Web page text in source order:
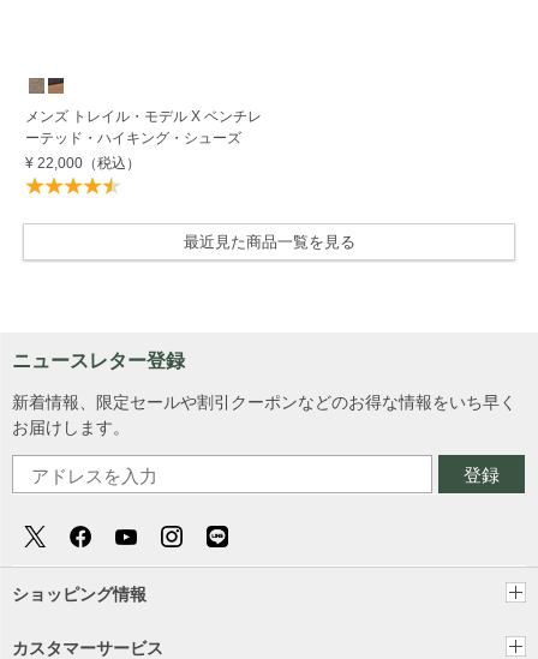
メンズ トレイル・モデル X ベンチレ
ーテッド・ハイキング・シューズ
¥ 22,000（税込）
最近見た商品一覧を見る
ニュースレター登録
新着情報、限定セールや割引クーポンなどのお得な情報をいち早く
お届けします。
登録
ショッピング情報
カスタマーサービス